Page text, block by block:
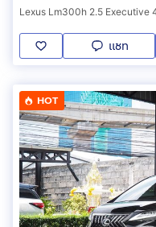
Lexus Lm300h 2.5 Executive
แชท
HOT